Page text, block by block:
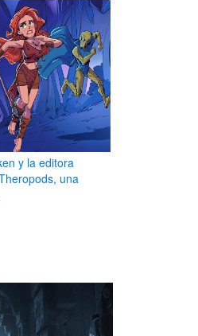
y la editora
una